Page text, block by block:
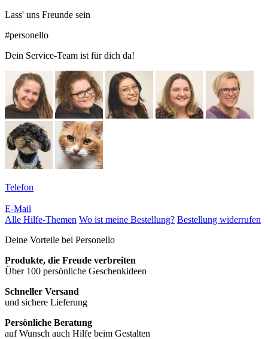
Lass' uns Freunde sein
#personello
Dein Service-Team ist für dich da!
Telefon
E-Mail
Alle Hilfe-Themen Wo ist meine Bestellung? Bestellung widerrufen
Deine Vorteile bei Personello
Produkte, die Freude verbreiten
Über 100 persönliche Geschenkideen
Schneller Versand
und sichere Lieferung
Persönliche Beratung
auf Wunsch auch Hilfe beim Gestalten